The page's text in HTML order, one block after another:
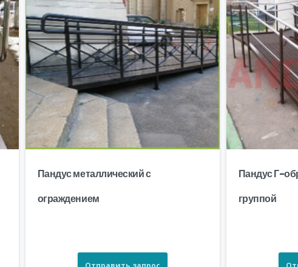
Пандус металлический с
ограждением
Пандус Г-
группой